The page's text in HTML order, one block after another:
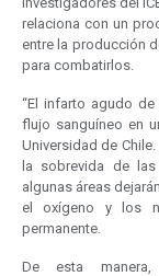
relaciona con un
entre la producción
para combatirlos.
“El infarto agudo
flujo sanguíneo en
Universidad de
la sobrevida de
algunas áreas
el oxígeno y los
permanente.
De esta manera,